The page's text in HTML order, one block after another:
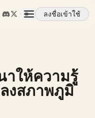
ลงชื่อเข้าใช้
าให้ความรู้
งสภาพภูมิ